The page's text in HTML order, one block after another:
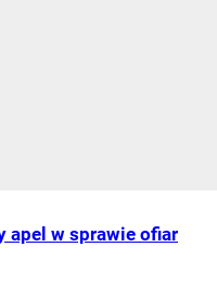
apel w sprawie ofiar